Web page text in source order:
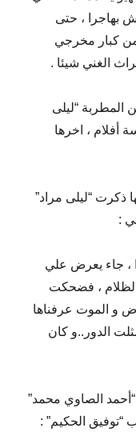
بهاجرا ، حتى
من كبار مخرجي
الغني شيئا .
المطربة “ليلى
أفلام ، اخرها
ذكرت “ليلى مراد”
:
، جاء يعرض علي
الظلام ، فضحكت
و الموت عرفناها
الدور..و كان
الصاوي محمد”
“توفيق الحكيم” :